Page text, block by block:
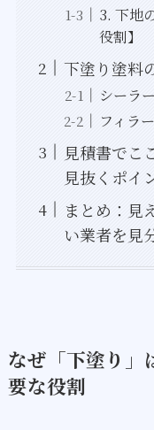
3. 下地
役割】
下塗り塗料
シーラ
フィラー
見積書でこ
見抜くポイ
まとめ：見
い業者を見
なぜ「下塗り」
要な役割